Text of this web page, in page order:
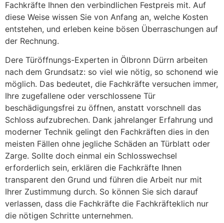
Fachkräfte Ihnen den verbindlichen Festpreis mit. Auf
diese Weise wissen Sie von Anfang an, welche Kosten
entstehen, und erleben keine bösen Überraschungen auf
der Rechnung.
Dere Türöffnungs-Experten in Ölbronn Dürrn arbeiten
nach dem Grundsatz: so viel wie nötig, so schonend wie
möglich. Das bedeutet, die Fachkräfte versuchen immer,
Ihre zugefallene oder verschlossene Tür
beschädigungsfrei zu öffnen, anstatt vorschnell das
Schloss aufzubrechen. Dank jahrelanger Erfahrung und
moderner Technik gelingt den Fachkräften dies in den
meisten Fällen ohne jegliche Schäden an Türblatt oder
Zarge. Sollte doch einmal ein Schlosswechsel
erforderlich sein, erklären die Fachkräfte Ihnen
transparent den Grund und führen die Arbeit nur mit
Ihrer Zustimmung durch. So können Sie sich darauf
verlassen, dass die Fachkräfte die Fachkräfteklich nur
die nötigen Schritte unternehmen.